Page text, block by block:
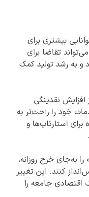
بیشتری برای
تقاضا برای
و به رشد تولید کمک
نقدینگی
خود را راحت‌تر به
استارتاپ‌ها و
به‌جای خرج روزانه،
کنند. این تغییر
اقتصادی جامعه را